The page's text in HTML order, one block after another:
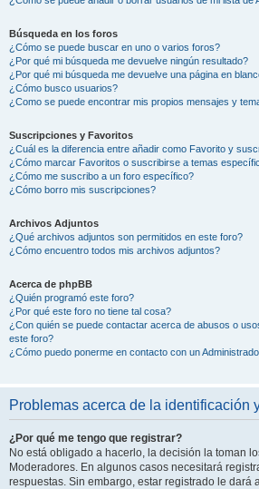
Búsqueda en los foros
¿Cómo se puede buscar en uno o varios foros?
¿Por qué mi búsqueda me devuelve ningún resultado?
¿Por qué mi búsqueda me devuelve una página en
¿Cómo busco usuarios?
¿Como se puede encontrar mis propios mensajes y
Suscripciones y Favoritos
¿Cuál es la diferencia entre añadir como Favorito y
¿Cómo marcar Favoritos o suscribirse a temas
¿Cómo me suscribo a un foro específico?
¿Cómo borro mis suscripciones?
Archivos Adjuntos
¿Qué archivos adjuntos son permitidos en este foro?
¿Cómo encuentro todos mis archivos adjuntos?
Acerca de phpBB
¿Quién programó este foro?
¿Por qué este foro no tiene tal cosa?
¿Con quién se puede contactar acerca de abusos o
este foro?
¿Cómo puedo ponerme en contacto con un
Problemas acerca de la identificación
¿Por qué me tengo que registrar?
No está obligado a hacerlo, la decisión la toman
Moderadores. En algunos casos necesitará
respuestas. Sin embargo, estar registrado le dará